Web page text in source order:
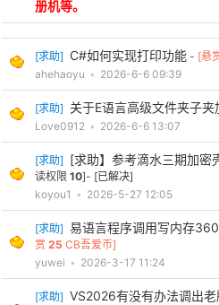
册机等。
[求助] C#如何实现打印功能 - [悬
ahehaoyu • 2026-6-6 09:39
[求助] 关于E语言高级文件夹子夹
Love0912 • 2026-6-6 13:07
[求助] [求助】参考滴水三期加密
读权限 10]- [已解决]
koyou1 • 2026-5-27 12:05
[求助] 易语言程序调用写内存
赏 25 CB吾爱币]
yuwei • 2026-3-17 11:24
[求助] VS2026有没有办法调出老